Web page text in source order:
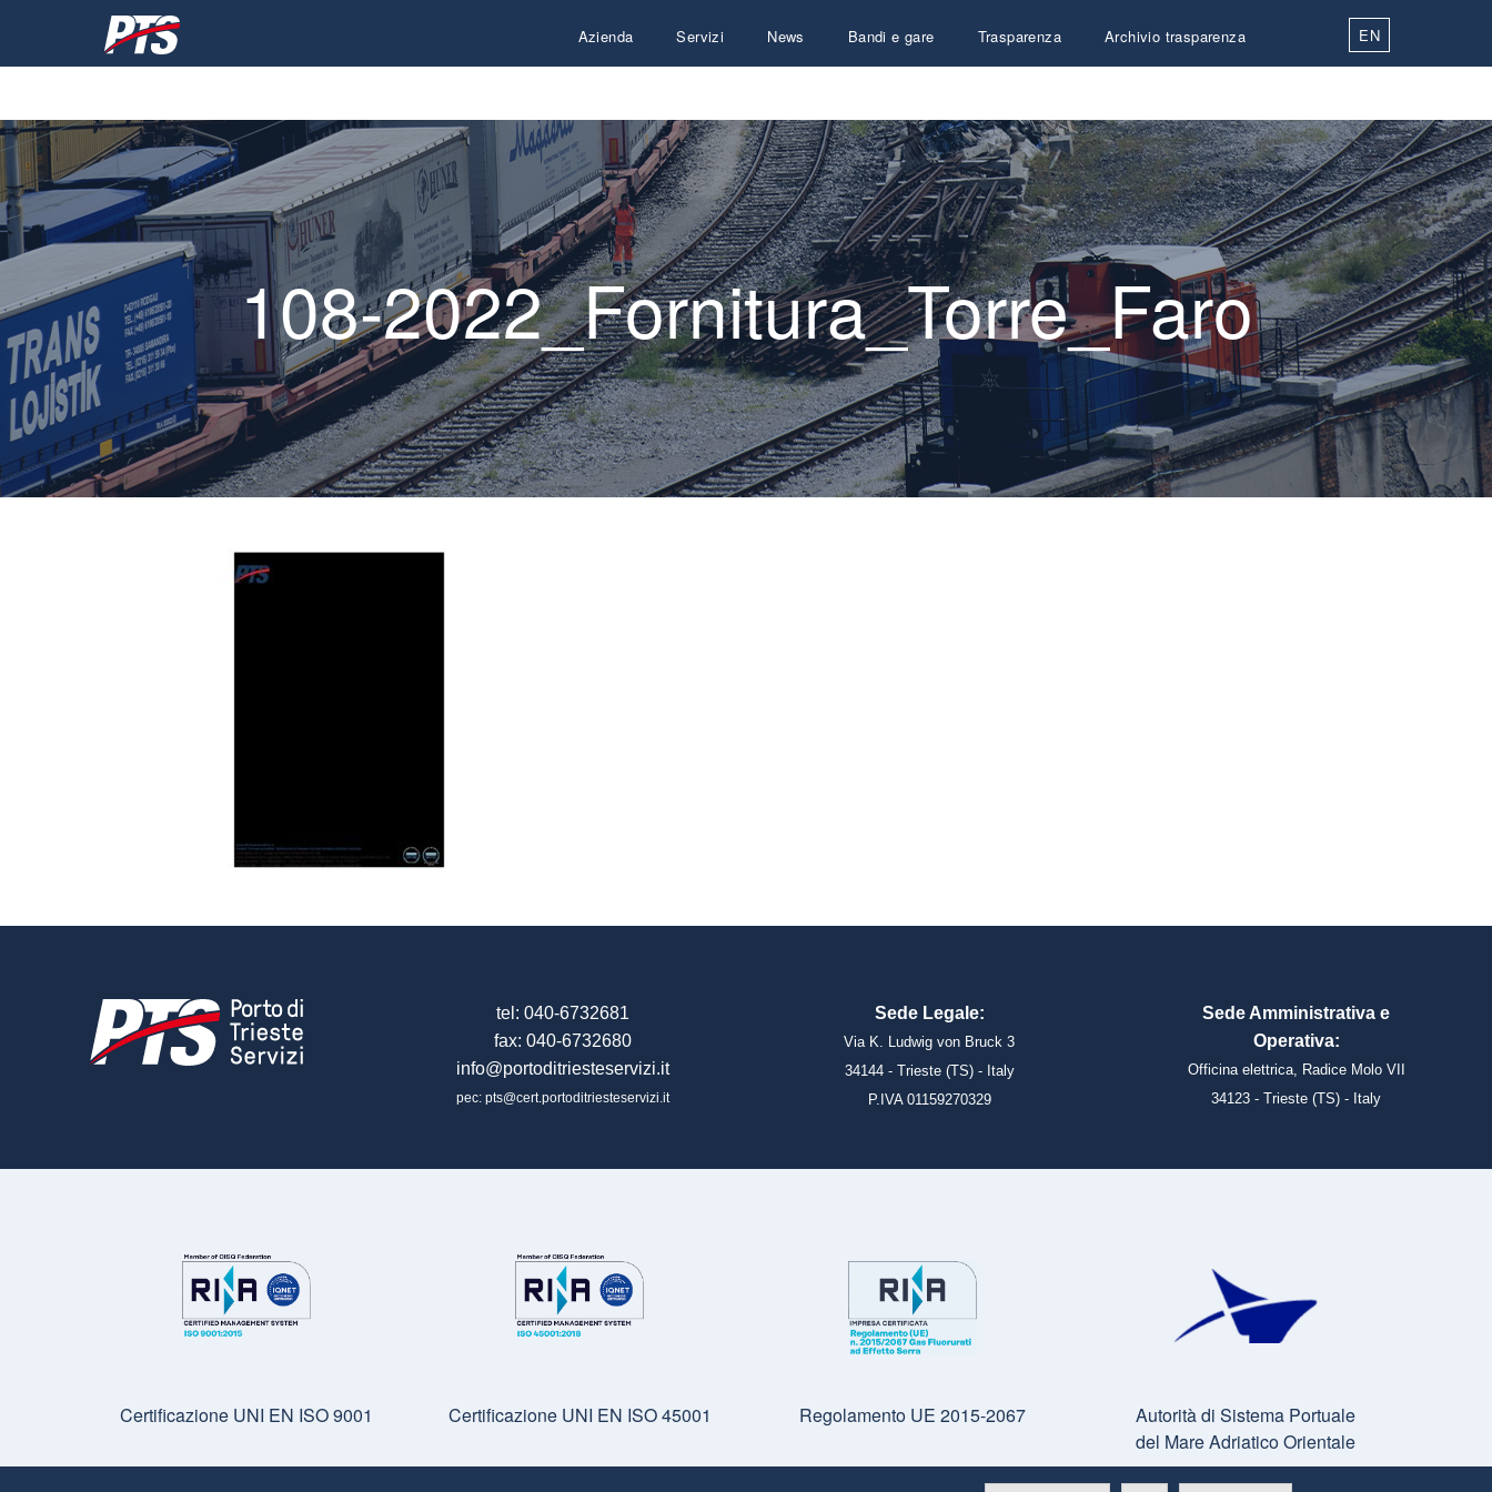
Vai
al
Azienda Servizi News Bandi e gare Trasparenza Archivio trasparenza EN
108-2022_Fornitura_Torre_Faro
tel: 040-6732681
fax: 040-6732680
info@portoditriesteservizi.it
pec: pts@cert.portoditriesteservizi.it
Sede Legale:
Via K. Ludwig von Bruck 3
34144 - Trieste (TS) - Italy
P.IVA 01159270329
Sede Amministrativa e
Operativa:
Officina elettrica, Radice Molo VII
34123 - Trieste (TS) - Italy
Certificazione UNI EN ISO 9001 Certificazione UNI EN ISO 45001 Regolamento UE 2015-2067
Autorità di Sistema Portuale
del Mare Adriatico Orientale